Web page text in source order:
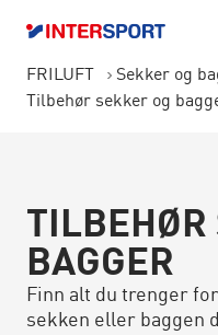
FRILUFT
Sekker og
Tilbehør sekker og
TILBEHØR
BAGGER
Finn alt du trenger
sekken eller baggen